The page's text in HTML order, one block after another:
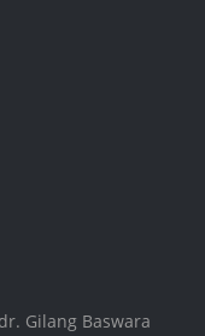
Gilang Baswara